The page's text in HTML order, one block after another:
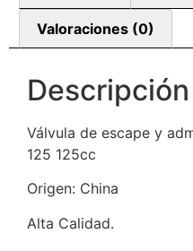
Valoraciones (0)
Descripción
Válvula de escape y
125 125cc
Origen: China
Alta Calidad.